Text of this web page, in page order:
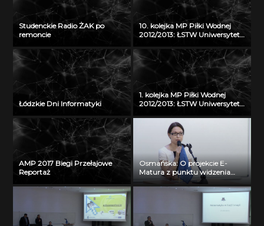
Studenckie Radio ŻAK po
remoncie
10. kolejka MP Piłki Wodnej
2012/2013: ŁSTW Uniwersytet
(23.03.2013)
Łódzkie Dni Informatyki
1. kolejka MP Piłki Wodnej
2012/2013: ŁSTW Uniwersytet
(15.12.2012)
AMP 2017 Biegi Przełajowe
Reportaż
Osmańska: O projekcie E-
Matura z punktu widzenia
funduszy unijnych